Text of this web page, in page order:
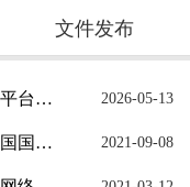
文件发布
通过备案的网络产品安全漏洞收集平台（第1批） 2026-05-13
工业和信息化部圆满完成2021年中国国际服务贸易交易会网络安全保障任务 2021-09-08